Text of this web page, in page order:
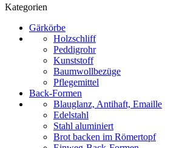
Kategorien
Gärkörbe
Holzschliff
Peddigrohr
Kunststoff
Baumwollbezüge
Pflegemittel
Back-Formen
Blauglanz, Antihaft, Emaille
Edelstahl
Stahl aluminiert
Brot backen im Römertopf